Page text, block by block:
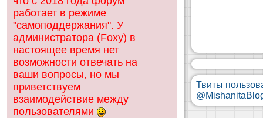
работает в режиме
"самоподдержания". У
администратора (Foxy) в
настоящее время нет
возможности отвечать на
ваши вопросы, но мы
приветствуем
взаимодействие между
пользователями
Твиты